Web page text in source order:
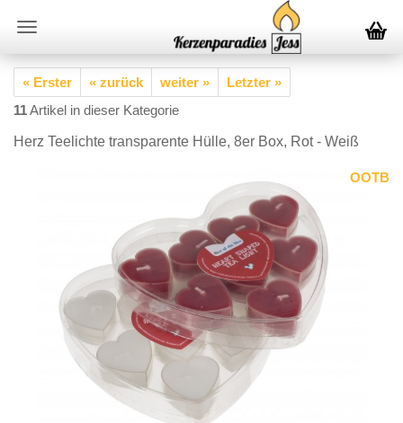
« Erster « zurück weiter »
Letzter »
11Artikel in dieser Kategorie
Herz Teelichte transparente Hülle, 8er Box, Rot - Weiß
OOTB